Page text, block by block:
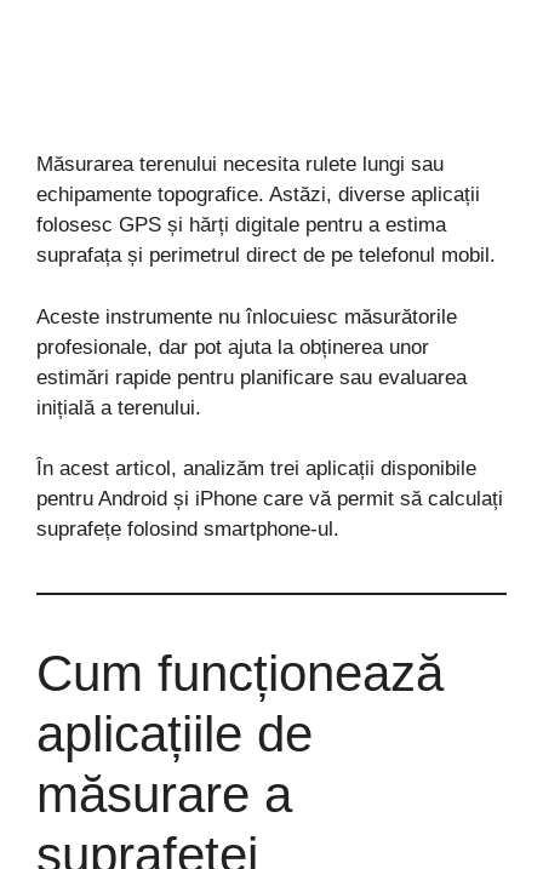
Măsurarea terenului necesita rulete lungi sau
echipamente topografice. Astăzi, diverse aplicații
folosesc GPS și hărți digitale pentru a estima
suprafața și perimetrul direct de pe telefonul mobil.
Aceste instrumente nu înlocuiesc măsurătorile
profesionale, dar pot ajuta la obținerea unor
estimări rapide pentru planificare sau evaluarea
inițială a terenului.
În acest articol, analizăm trei aplicații disponibile
pentru Android și iPhone care vă permit să calculați
suprafețe folosind smartphone-ul.
Cum funcționează
aplicațiile de
măsurare a
suprafeței